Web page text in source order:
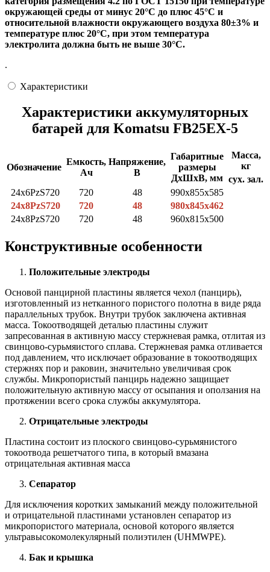
окружающей среды от минус 20°С до плюс 45°С и
относительной влажности окружающего воздуха 80±3% и
температуре плюс 20°С, при этом температура
электролита должна быть не выше 30°С.
.
Характеристики
Характеристики аккумуляторных
батарей для Komatsu FB25EX-5
Обозначение
Емкость,
Ач
Напряжение,
В
Габаритные
размеры
ДхШхВ, мм
Масса,
кг
сух. зал.
24x6PzS720
720 48
990x855x585
24х8РzS720
720 48
980x845x462
24x8PzS720
720 48 960x815x500
Конструктивные особенности
Положительные электроды
Основой панцирной пластины является чехол (панцирь),
изготовленный из нетканного пористого полотна в виде ряда
параллельных трубок. Внутри трубок заключена активная
масса. Токоотводящей деталью пластины служит
запресованная в активную массу стержневая рамка, отлитая из
свинцово-сурьмяистого сплава. Стержневая рамка отливается
под давлением, что исключает образование в токоотводящих
стержнях пор и раковин, значительно увеличивая срок
службы. Микропористый панцирь надежно защищает
положительную активную массу от осыпания и оползания на
протяжении всего срока службы аккумулятора.
Отрицательные электроды
Пластина состоит из плоского свинцово-сурьмянистого
токоотвода решетчатого типа, в который вмазана
отрицательная активная масса
Сепаратор
Для исключения коротких замыканий между положительной
и отрицательной пластинами установлен сепаратор из
микропористого материала, основой которого является
ультравысокомолекулярный полиэтилен (UHMWPE).
Бак и крышка